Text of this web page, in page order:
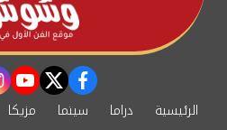
facebook
twitter
الرئيسية دراما سينما مزيكا